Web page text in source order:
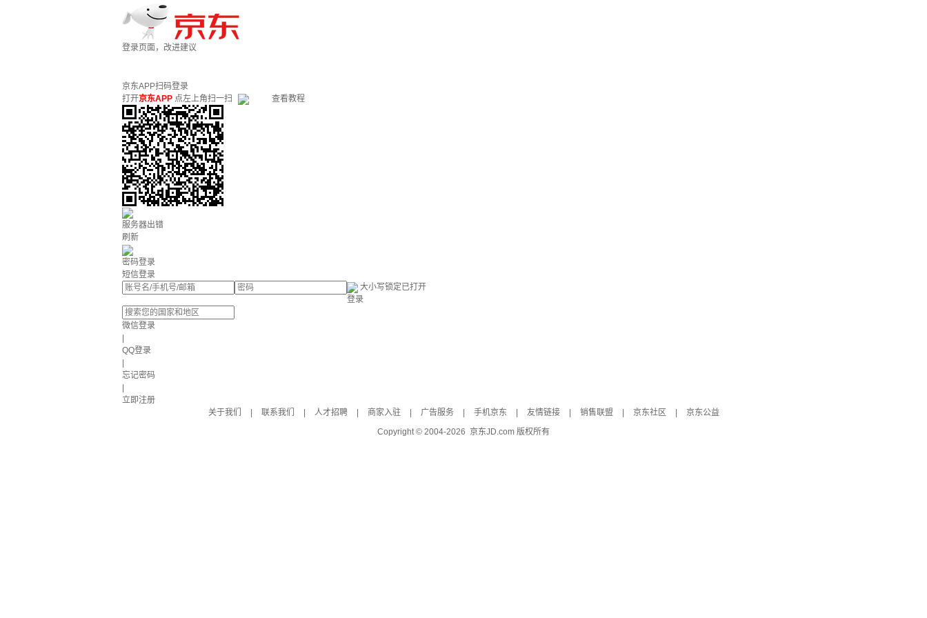
登录页面，改进建议
京东APP扫码登录
打开京东APP 点左上角扫一扫 查看教程
服务器出错
刷新
密码登录
短信登录
大小写锁定已打开
登录
微信登录
QQ登录
忘记密码
立即注册
关于我们
联系我们 人才招聘 商家入驻 广告服务 手机京东 友情链接 销售联盟 京东社区
京东公益
Copyright © 2004-2026 京东JD.com 版权所有